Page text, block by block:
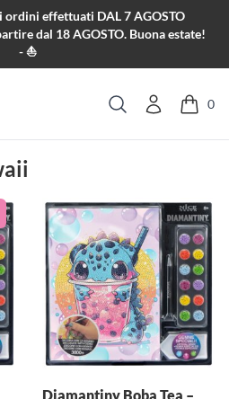
effettuati DAL 7 AGOSTO
dal 18 AGOSTO. Buona estate!
- ⛵
Cerca
0
Diamantiny Boba Tea –